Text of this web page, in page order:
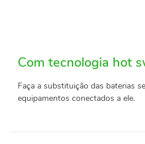
Com tecnologia hot
Faça a substituição das baterias
equipamentos conectados a ele.